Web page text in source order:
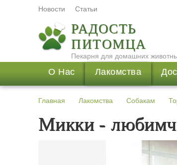
Новости Статьи
РАДОСТЬ
ПИТОМЦА
Пекарня для домашних
О Нас Лакомства
Главная Лакомства Собакам
Микки -